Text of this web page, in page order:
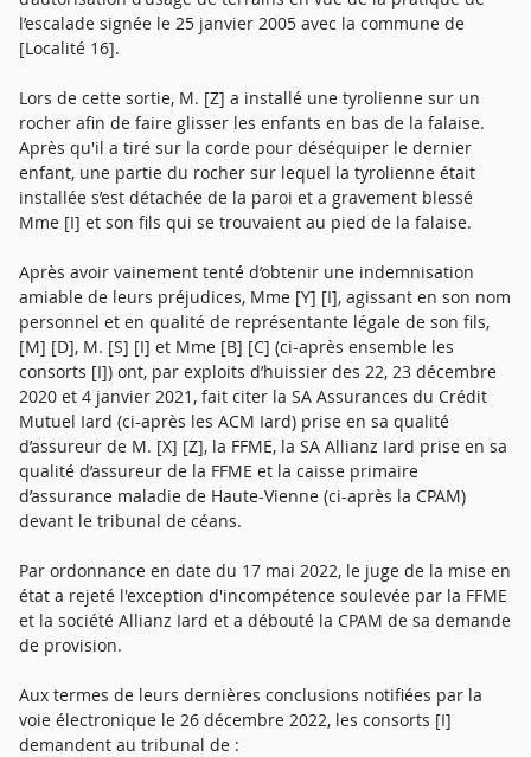
l’escalade signée le 25 janvier 2005 avec la commune de
[Localité 16].
Lors de cette sortie, M. [Z] a installé une tyrolienne sur un
rocher afin de faire glisser les enfants en bas de la falaise.
Après qu'il a tiré sur la corde pour déséquiper le dernier
enfant, une partie du rocher sur lequel la tyrolienne était
installée s’est détachée de la paroi et a gravement blessé
Mme [I] et son fils qui se trouvaient au pied de la falaise.
Après avoir vainement tenté d’obtenir une indemnisation
amiable de leurs préjudices, Mme [Y] [I], agissant en son nom
personnel et en qualité de représentante légale de son fils,
[M] [D], M. [S] [I] et Mme [B] [C] (ci-après ensemble les
consorts [I]) ont, par exploits d’huissier des 22, 23 décembre
2020 et 4 janvier 2021, fait citer la SA Assurances du Crédit
Mutuel Iard (ci-après les ACM Iard) prise en sa qualité
d’assureur de M. [X] [Z], la FFME, la SA Allianz Iard prise en sa
qualité d’assureur de la FFME et la caisse primaire
d’assurance maladie de Haute-Vienne (ci-après la CPAM)
devant le tribunal de céans.
Par ordonnance en date du 17 mai 2022, le juge de la mise en
état a rejeté l'exception d'incompétence soulevée par la FFME
et la société Allianz Iard et a débouté la CPAM de sa demande
de provision.
Aux termes de leurs dernières conclusions notifiées par la
voie électronique le 26 décembre 2022, les consorts [I]
demandent au tribunal de :